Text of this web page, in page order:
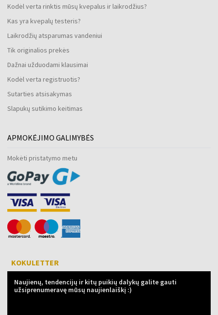
Kodėl verta rinktis mūsų kvepalus ir laikrodžius?
Kas yra kvepalų testeris?
Laikrodžių atsparumas vandeniui
Tik originalios prekės
Dažnai užduodami klausimai
Kodėl verta registruotis?
Sutarties atsisakymas
Slapukų sutikimo keitimas
APMOKĖJIMO GALIMYBĖS
Mokėti pristatymo metu
KOKULETTER
Naujienų, tendencijų ir kitų puikių dalykų galite gauti
užsiprenumeravę mūsų naujienlaiškį :)